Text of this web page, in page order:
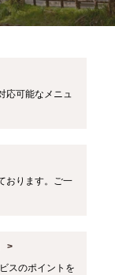
応可能なメニュ
おります。ご一
スのポイントを